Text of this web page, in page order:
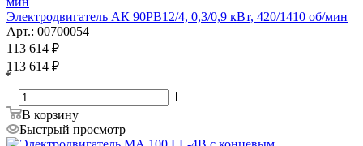
Электродвигатель АК 90PB12/4, 0,3/0,9 кВт, 420/1410 об/мин
Арт.: 00700054
113 614 ₽
113 614 ₽
*
В корзину
Быстрый просмотр